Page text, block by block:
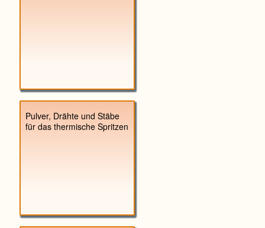
Pulver, Drähte und Stäbe
für das thermische Spritzen